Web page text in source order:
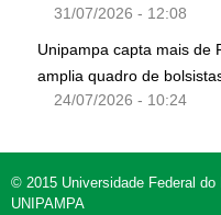
31/07/2026 - 12:08
Unipampa capta mais de
amplia quadro de
24/07/2026 - 10:24
© 2015 Universidade Federal do
UNIPAMPA